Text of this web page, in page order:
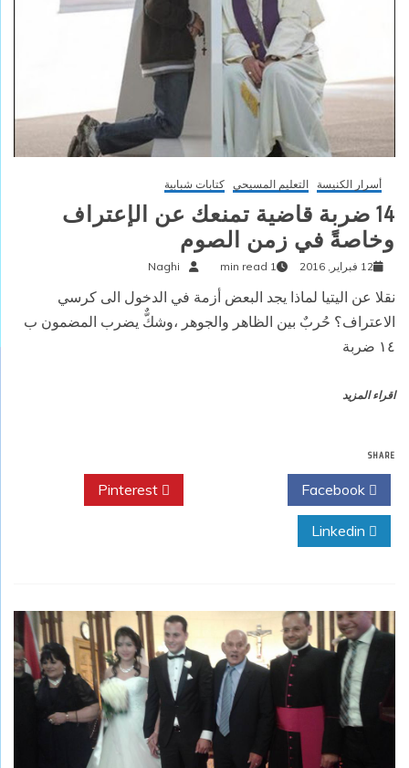
أسرار الكنيسة التعليم المسيحي كتابات شبابية
14 ضربة قاضية تمنعك عن الإعتراف
وخاصةً في زمن الصوم
12 فبراير, 2016 1 min read
Naghi
نقلا عن اليتيا لماذا يجد البعض أزمة في الدخول الى كرسي
الاعتراف؟ حُربٌ بين الظاهر والجوهر ،وشكٌّ يضرب المضمون ب
١٤ ضربة
اقراء المزيد
SHARE